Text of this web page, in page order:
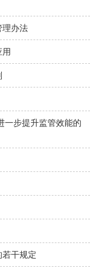
理办法
一步提升监管效能的
干规定